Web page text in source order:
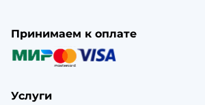
Принимаем к оплате
Услуги